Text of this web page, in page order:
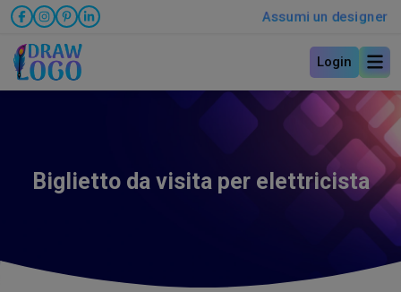
Assumi un designer
Login
Biglietto da visita per elettricista